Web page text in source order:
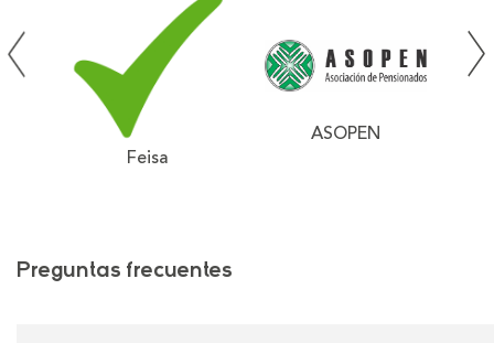
Feisa
ASOPEN
Preguntas frecuentes